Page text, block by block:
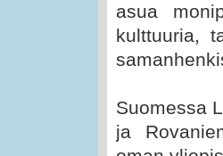
asua
kulttuuria,
Suomessa
ja